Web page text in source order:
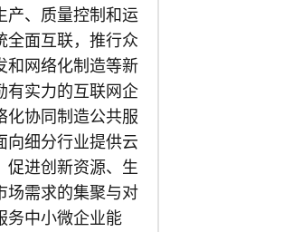
产、质量控制和运
全面互联，推行众
和网络化制造等新
有实力的互联网企
化协同制造公共服
向细分行业提供云
促进创新资源、生
场需求的集聚与对
务中小微企业能